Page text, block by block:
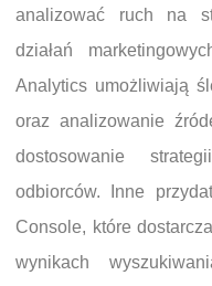
analizować ruch na
działań
Analytics umożliwiają
oraz analizowanie
dostosowanie
odbiorców. Inne
Console, które
wynikach